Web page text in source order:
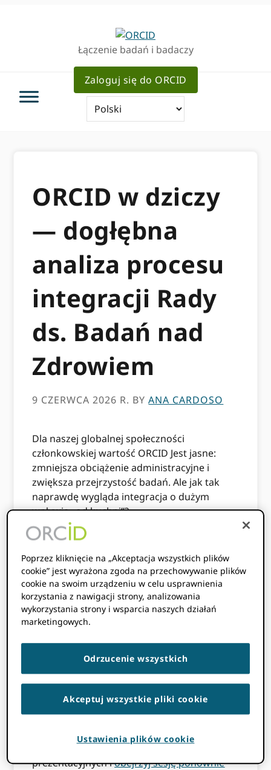
Łączenie badań i badaczy
Zaloguj się do ORCID
ORCID w dziczy
— dogłębna
analiza procesu
integracji Rady
ds. Badań nad
Zdrowiem
9 CZERWCA 2026 R. BYANA CARDOSO
Dla naszej globalnej społeczności
członkowskiej wartość ORCID Jest jasne:
zmniejsza obciążenie administracyjne i
zwiększa przejrzystość badań. Ale jak tak
naprawdę wygląda integracja o dużym
wpływie „od kuchni”?
W naszej ostatniej ORCID W sesji Wild
(https://orcid.org/0000-0003-0413-2003) i dr
Marta Pisarska (https://orcid.org/0000-0002-
9082-1691) Health Research Board (HRB) w
Irlandii, aby zbadać, w jaki sposób udało się
im połączyć ORCID do krajowego
uniwersytetu czy instytucji badawczej,
strategia HRB oferuje plan działania
zapewniający zaangażowanie organizacji i
Jeśli przegapiłeś ten webinar, możesz
uzyskać dostęp do materiałów
prezentacyjnych iobejrzyj sesję ponownie
Poprzez kliknięcie na „Akceptacja wszystkich plików
cookie” jest wyrażona zgoda na przechowywanie plików
cookie na swoim urządzeniu w celu usprawnienia
korzystania z nawigacji strony, analizowania
wykorzystania strony i wsparcia naszych działań
marketingowych.
Odrzucenie wszystkich
Akceptuj wszystkie pliki cookie
Ustawienia plików cookie